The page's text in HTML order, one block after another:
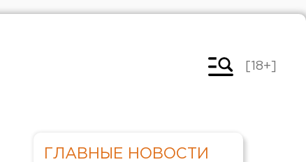
[18+]
ГЛАВНЫЕ НОВОСТИ